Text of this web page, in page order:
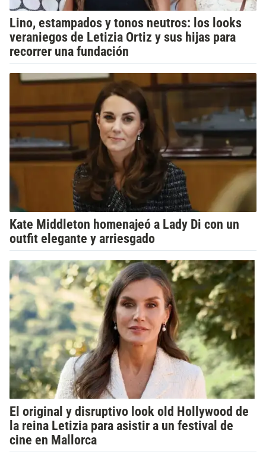
Lino, estampados y tonos neutros: los looks
veraniegos de Letizia Ortiz y sus hijas para
recorrer una fundación
Kate Middleton homenajeó a Lady Di con un
outfit elegante y arriesgado
El original y disruptivo look old Hollywood de
la reina Letizia para asistir a un festival de
cine en Mallorca